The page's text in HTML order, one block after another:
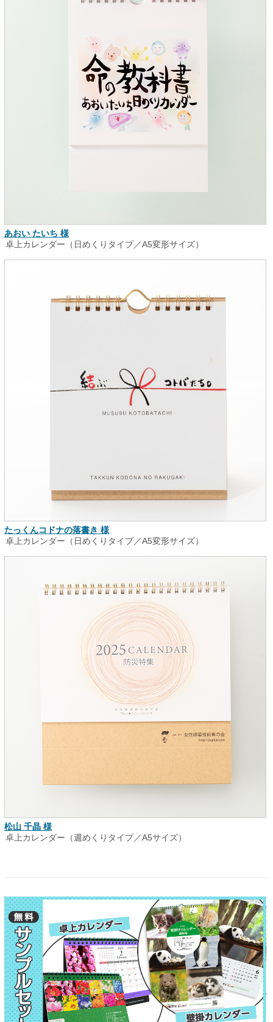
あおい たいち 様
卓上カレンダー（日めくりタイプ／A5変形サイズ）
たっくんコドナの落書き 様
卓上カレンダー（日めくりタイプ／A5変形サイズ）
松山 千晶 様
卓上カレンダー（週めくりタイプ／A5サイズ）